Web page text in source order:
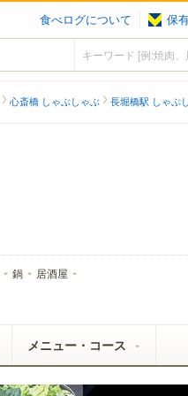
食べログについて 保
心斎橋 しゃぶしゃぶ 長堀橋駅 しゃぶ
鍋 居酒屋
メニュー・コース